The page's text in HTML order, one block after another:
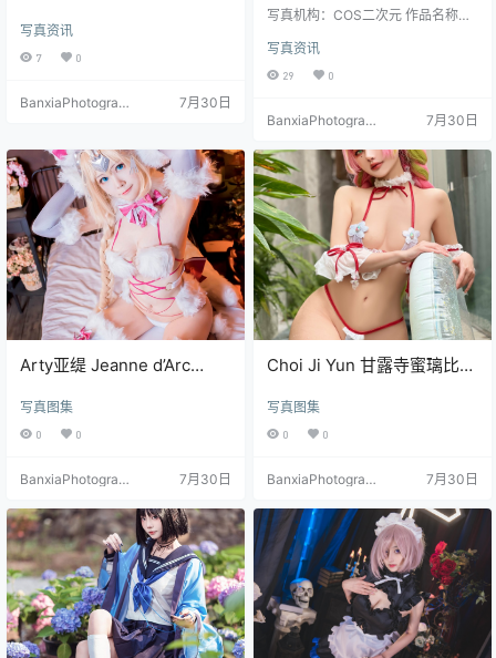
182.1MB】
写真资讯
7 0
BanxiaPhotograp
7月30日
神 毒蛇 Cosplay 写真集
写真机构：COS二次元 作品名称：
称：Bangni邦尼 图片数量：85P-12
V 资源大小：1.03GB
写真资讯
29 0
BanxiaPhotograp
7月30日
Arty亚缇 Jeanne d’Arc
写真图集
0 0
BanxiaPhotograp
7月30日
Choi Ji Yun 甘露寺蜜璃比基
清图集 [25P-37.4M]
写真图集
0 0
BanxiaPhotograp
7月30日